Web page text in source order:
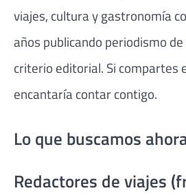
viajes, cultura y gastronomía
años publicando periodismo
criterio editorial. Si compartes
encantaría contar contigo.
Lo que buscamos
Redactores de viajes